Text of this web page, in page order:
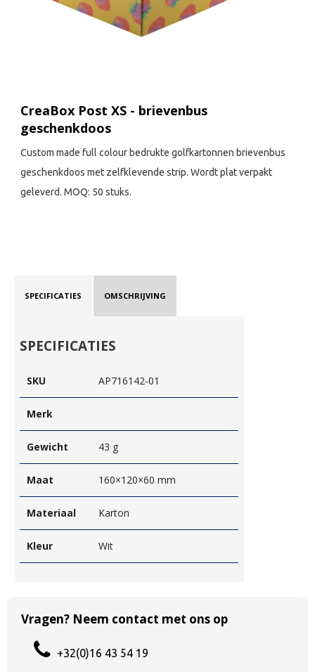
CreaBox Post XS - brievenbus
geschenkdoos
Custom made full colour bedrukte golfkartonnen brievenbus
geschenkdoos met zelfklevende strip. Wordt plat verpakt
geleverd. MOQ: 50 stuks.
SPECIFICATIES OMSCHRIJVING
SPECIFICATIES
SKU AP716142-01
Merk
Gewicht 43 g
Maat 160×120×60 mm
Materiaal Karton
Kleur Wit
Vragen? Neem contact met ons op
+32(0)16 43 54 19